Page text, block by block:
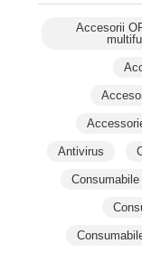
Accesorii
Antivirus
Consumabile